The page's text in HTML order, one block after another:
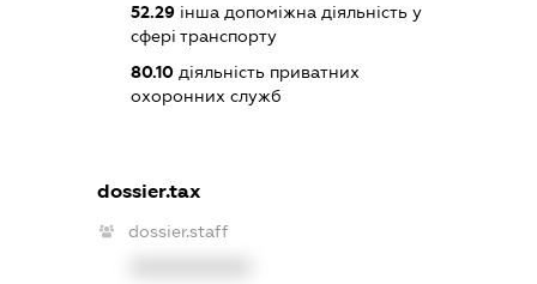
52.29 інша допоміжна діяльність у
сфері транспорту
80.10 діяльність приватних
охоронних служб
dossier.tax
dossier.staff